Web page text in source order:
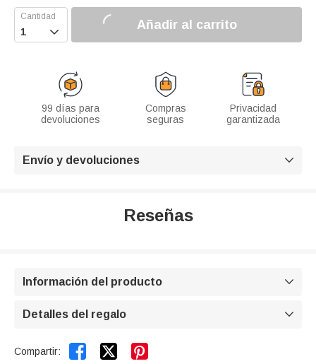
 Añadir al carrito
99 días para
devoluciones
Compras
seguras
Privacidad
garantizada
Envío y devoluciones 
Reseñas
Información del producto 
Detalles del regalo 
Compartir:  